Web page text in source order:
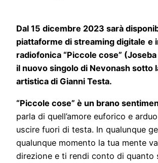
Dal 15 dicembre 2023 sarà
piattaforme di streaming digitale e
radiofonica “Piccole cose”
il nuovo singolo di Nevonash sotto
artistica di Gianni Testa.
“Piccole cose” è un brano
parla di quell’amore euforico e
uscire fuori di testa. In qualunque
qualunque momento la tua mente
direzione e ti rendi conto di quanto